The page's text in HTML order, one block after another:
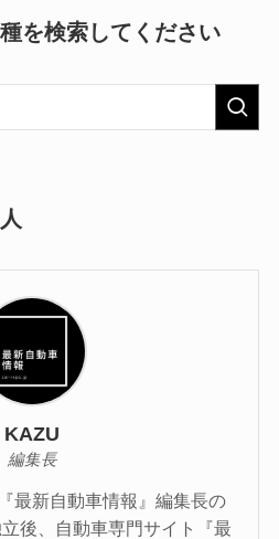
を検索してください
KAZU
編集長
最新自動車情報』編集長の
後、自動車専門サイト『最